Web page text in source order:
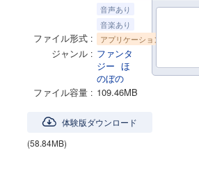
音声あり
音楽あり
ファイル形式 アプリケーション
ジャンル
ファンタ
ジー ほ
のぼの
ファイル容量
109.46MB
体験版ダウンロード
(58.84MB)